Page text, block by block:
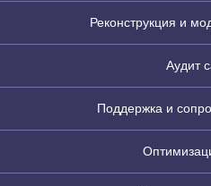
Реконструкция и
Аудит
Поддержка и